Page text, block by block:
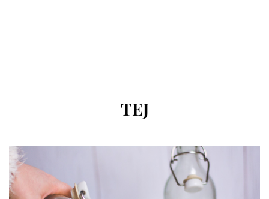
CÍMKE
:
TEJ